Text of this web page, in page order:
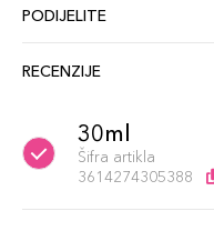
PODIJELITE
RECENZIJE
30ml
Šifra artikla
3614274305388